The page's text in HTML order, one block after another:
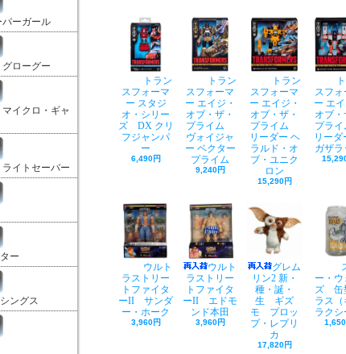
パーガール
ローグー
イクロ・ギャ
イトセーバー
ー
ングス
トラン
スフォーマ
ー スタジ
オ・シリー
ズ DX クリ
フジャンパ
ー
6,490円
トラン
スフォーマ
ー エイジ・
オブ・ザ・
プライム
ヴォイジャ
ー ベクター
プライム
9,240円
トラン
スフォーマ
ー エイジ・
オブ・ザ・
プライム
リーダー ヘ
ラルド・オ
ブ・ユニク
ロン
15,290円
スフォ
ー エイ
オブ・
プラ
リーダ
ガザラ
ウルト
ラストリー
トファイタ
ーII サンダ
ー・ホーク
3,960円
ウルト
ラストリー
トファイタ
ーII エドモ
ンド本田
3,960円
グレム
リン2 新・
種・誕・
生 ギズ
モ プロッ
プ・レプリ
カ
17,820円
ー・ウ
ズ 缶
ラス（
ラクシ